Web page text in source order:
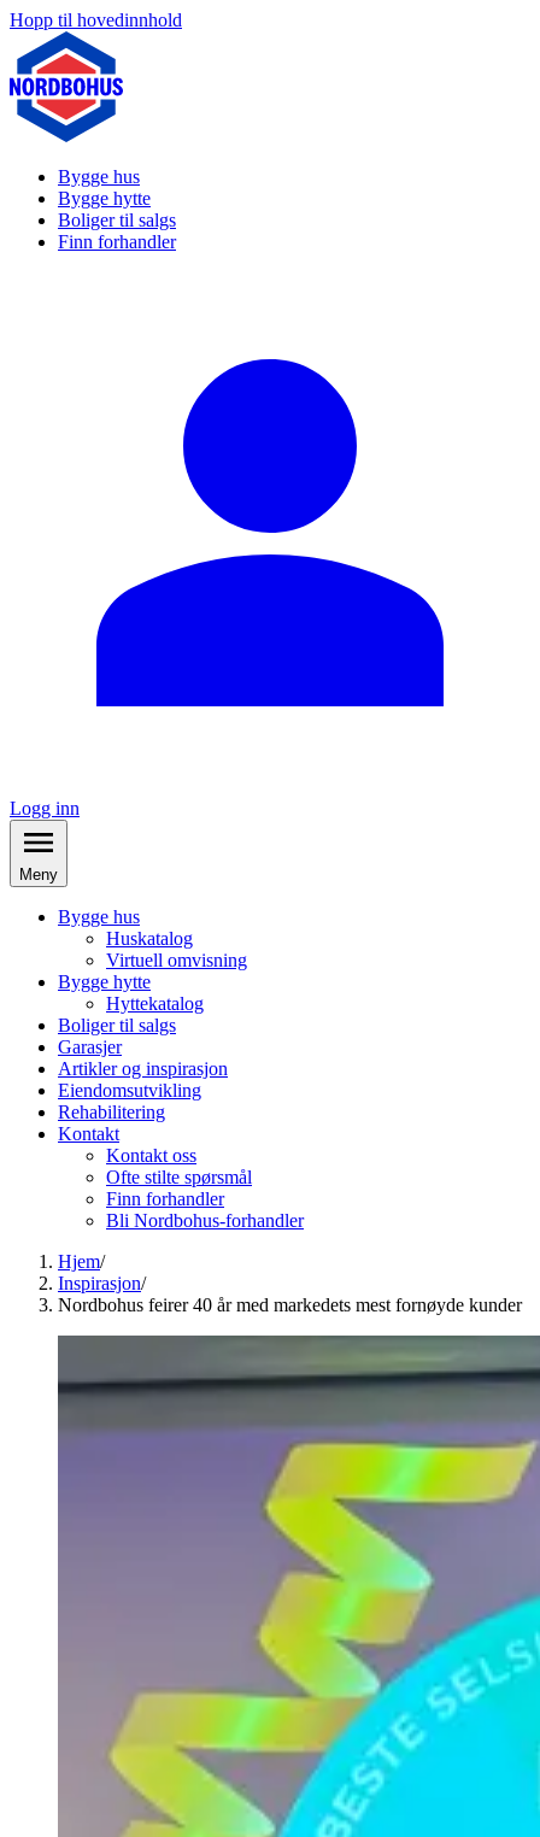
Hopp til hovedinnhold
Bygge hus
Bygge hytte
Boliger til salgs
Finn forhandler
Logg inn
Meny
Bygge hus
Huskatalog
Virtuell omvisning
Bygge hytte
Hyttekatalog
Boliger til salgs
Garasjer
Artikler og inspirasjon
Eiendomsutvikling
Rehabilitering
Kontakt
Kontakt oss
Ofte stilte spørsmål
Finn forhandler
Bli Nordbohus-forhandler
Hjem/
Inspirasjon/
Nordbohus feirer 40 år med markedets mest fornøyde kunder